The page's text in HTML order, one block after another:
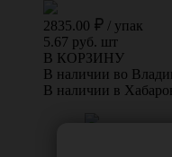
2835.00 / упак
5.67 руб. шт
В КОРЗИНУ
В наличии во
В наличии в